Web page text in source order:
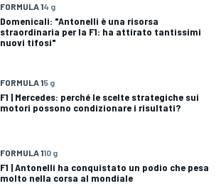
FORMULA 14 g
Domenicali: "Antonelli è una risorsa
straordinaria per la F1: ha attirato tantissimi
nuovi tifosi"
FORMULA 15 g
F1 | Mercedes: perché le scelte strategiche sui
motori possono condizionare i risultati?
FORMULA 110 g
F1 | Antonelli ha conquistato un podio che pesa
molto nella corsa al mondiale